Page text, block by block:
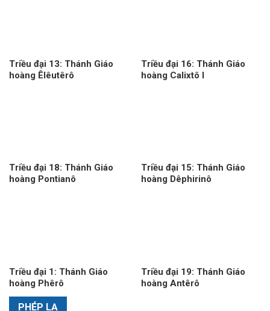
Triều đại 13: Thánh Giáo
hoàng Êlêutêrô
Triều đại 16: Thánh Giáo
hoàng Calixtô I
Triều đại 18: Thánh Giáo
hoàng Pontianô
Triều đại 15: Thánh Giáo
hoàng Dêphirinô
Triều đại 1: Thánh Giáo
hoàng Phêrô
Triều đại 19: Thánh Giáo
hoàng Antêrô
PHÉP LẠ